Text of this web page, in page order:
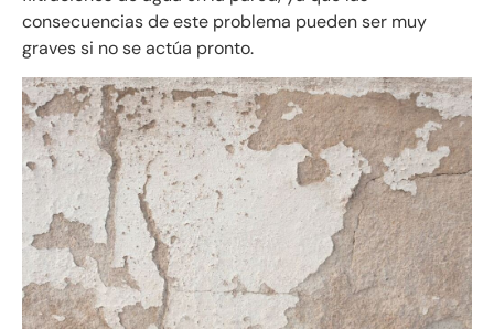
consecuencias de este problema pueden ser muy
graves si no se actúa pronto.